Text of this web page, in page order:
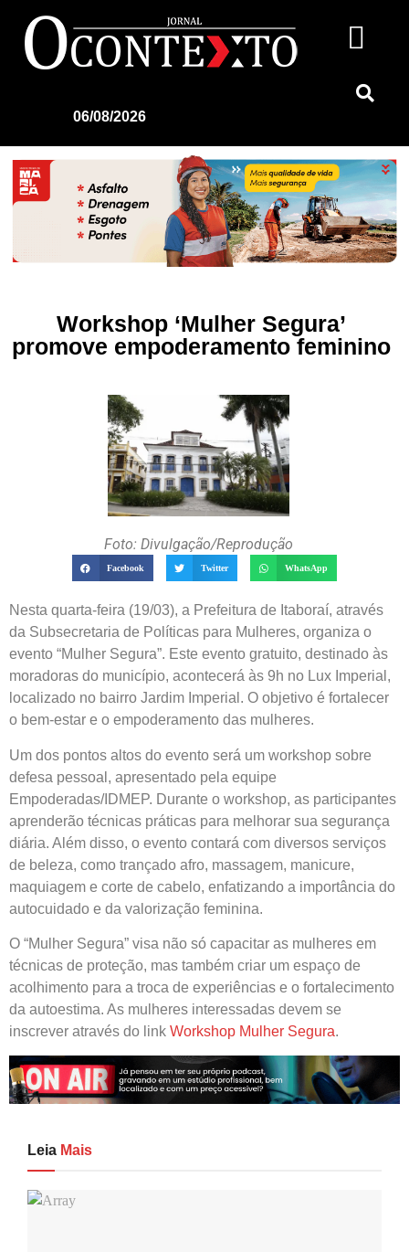
06/08/2026
Workshop ‘Mulher Segura’
promove empoderamento feminino
Foto: Divulgação/Reprodução
Facebook Twitter WhatsApp
Nesta quarta-feira (19/03), a Prefeitura de Itaboraí, através
da Subsecretaria de Políticas para Mulheres, organiza o
evento “Mulher Segura”. Este evento gratuito, destinado às
moradoras do município, acontecerá às 9h no Lux Imperial,
localizado no bairro Jardim Imperial. O objetivo é fortalecer
o bem-estar e o empoderamento das mulheres.
Um dos pontos altos do evento será um workshop sobre
defesa pessoal, apresentado pela equipe
Empoderadas/IDMEP. Durante o workshop, as participantes
aprenderão técnicas práticas para melhorar sua segurança
diária. Além disso, o evento contará com diversos serviços
de beleza, como trançado afro, massagem, manicure,
maquiagem e corte de cabelo, enfatizando a importância do
autocuidado e da valorização feminina.
O “Mulher Segura” visa não só capacitar as mulheres em
técnicas de proteção, mas também criar um espaço de
acolhimento para a troca de experiências e o fortalecimento
da autoestima. As mulheres interessadas devem se
inscrever através do link Workshop Mulher Segura.
Leia Mais